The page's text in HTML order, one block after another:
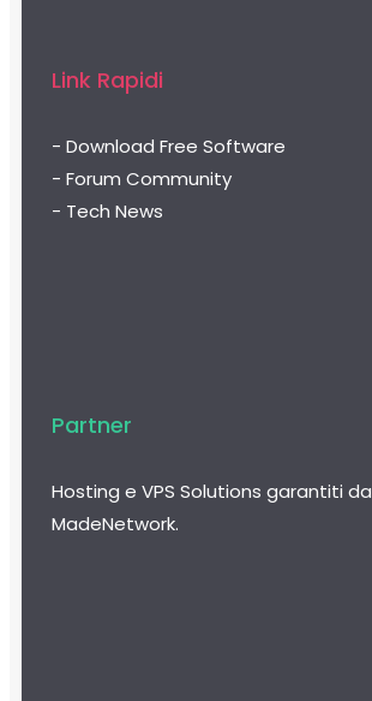
Link Rapidi
- Download Free Software
- Forum Community
- Tech News
Partner
Hosting e VPS Solutions garantiti da
MadeNetwork.